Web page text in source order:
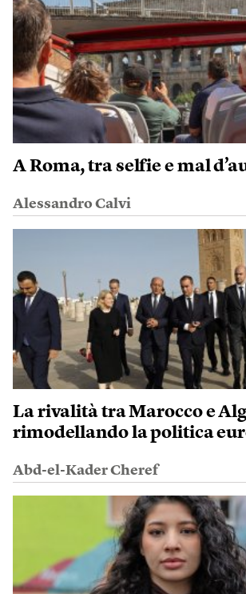
A Roma, tra selfie e mal
Alessandro Calvi
La rivalità tra Marocco e
rimodellando la politica
Abd-el-Kader Cheref